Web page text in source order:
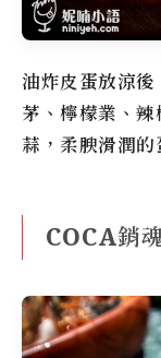
油炸皮蛋放涼
茅、檸檬業、
蒜，柔腴滑潤的
COCA銷